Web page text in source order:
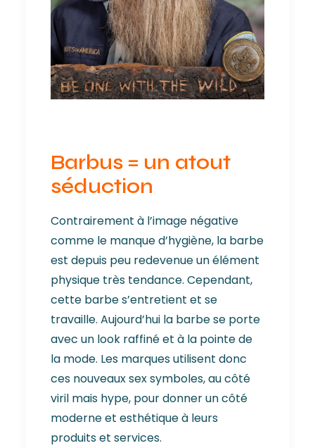
Barbus = un atout
séduction
Contrairement à l’image négative
comme le manque d’hygiène, la barbe
est depuis peu redevenue un élément
physique très tendance. Cependant,
cette barbe s’entretient et se
travaille. Aujourd’hui la barbe se porte
avec un look raffiné et à la pointe de
la mode. Les marques utilisent donc
ces nouveaux sex symboles, au côté
viril mais hype, pour donner un côté
moderne et esthétique à leurs
produits et services.